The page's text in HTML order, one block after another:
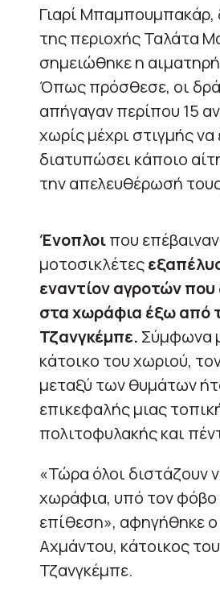
Γιαρί Μπαμπουμπακάρ,
της περιοχής Ταλάτα
σημειώθηκε η
Όπως πρόσθεσε, οι
απήγαγαν περίπου 15
χωρίς μέχρι στιγμής να
διατυπώσει κάποιο
την απελευθέρωσή
Ένοπλοιπου
μοτοσικλέτες
εναντίον αγροτών
στα χωράφια έξω από
Τζανγκέμπε. Σύμφωνα
κάτοικο του χωριού,
μεταξύ των θυμάτων
επικεφαλής μιας
πολιτοφυλακής και
«Τώρα όλοι διστάζουν
χωράφια, υπό τον φόβο
επίθεση», αφηγήθηκε
Αχμάντου, κάτοικος
Τζανγκέμπε.